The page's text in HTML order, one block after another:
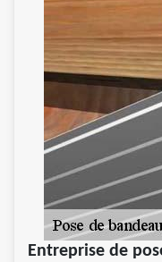
Entreprise de